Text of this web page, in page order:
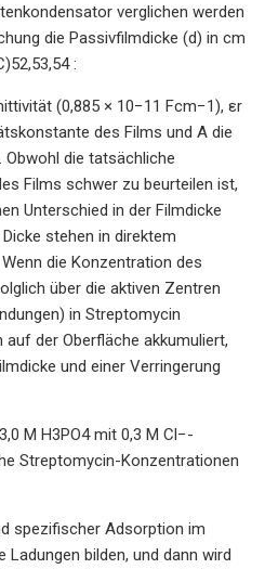
verglichen werden
die Passivfilmdicke (d) in cm
:
(0,885 × 10−11 Fcm−1), εr
des Films und A die
die tatsächliche
Films schwer zu beurteilen ist,
Unterschied in der Filmdicke
stehen in direktem
die Konzentration des
über die aktiven Zentren
in Streptomycin
der Oberfläche akkumuliert,
und einer Verringerung
M H3PO4 mit 0,3 M Cl−-
Streptomycin-Konzentrationen
spezifischer Adsorption im
Ladungen bilden, und dann wird